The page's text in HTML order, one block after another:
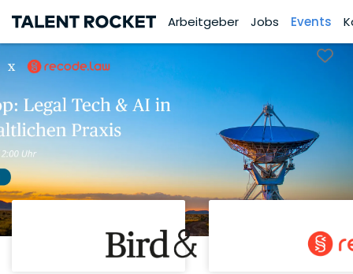
Arbeitgeber Jobs Events